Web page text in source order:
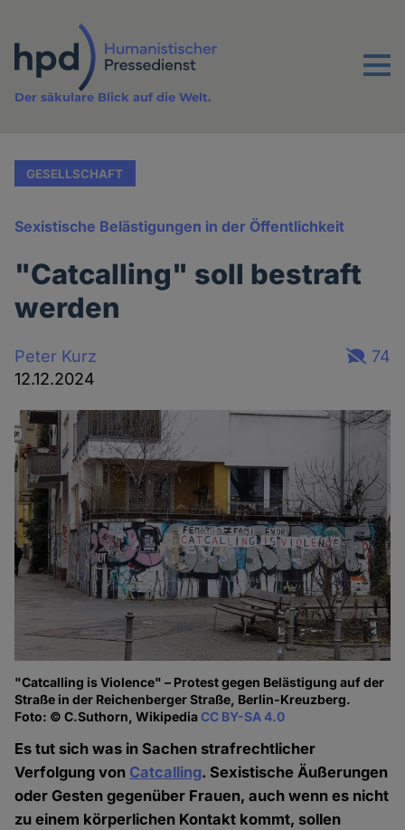
Inhalt
Menu
Der säkulare Blick auf die Welt.
GESELLSCHAFT
Sexistische Belästigungen in der Öffentlichkeit
"Catcalling" soll bestraft
werden
Peter Kurz
12.12.2024
74
"Catcalling is Violence" – Protest gegen Belästigung auf der
Straße in der Reichenberger Straße, Berlin-Kreuzberg.
Foto: © C.Suthorn, WikipediaCC BY-SA 4.0
Es tut sich was in Sachen strafrechtlicher
Verfolgung von Catcalling. Sexistische Äußerungen
oder Gesten gegenüber Frauen, auch wenn es nicht
zu einem körperlichen Kontakt kommt, sollen